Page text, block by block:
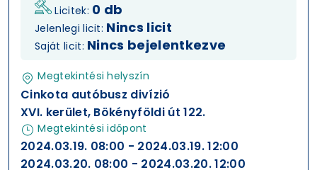
Licitek: 0 db
Jelenlegi licit: Nincs licit
Saját licit: Nincs bejelentkezve
Megtekintési helyszín
Cinkota autóbusz divízió
XVI. kerület, Bökényföldi út 122.
Megtekintési időpont
2024.03.19. 08:00 - 2024.03.19. 12:00
2024.03.20. 08:00 - 2024.03.20. 12:00